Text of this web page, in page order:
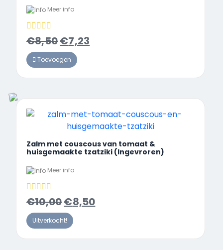
Meer info
€8,50€7,23
Toevoegen
Zalm met couscous van tomaat &
huisgemaakte tzatziki (Ingevroren)
Meer info
€10,00€8,50
Uitverkocht!